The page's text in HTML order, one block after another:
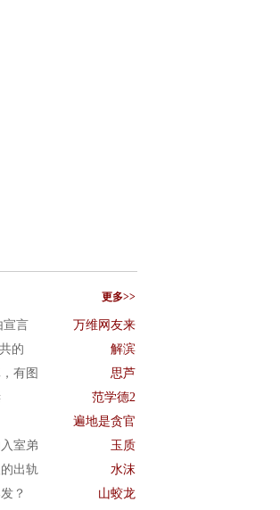
更多>>
宣言 万维网友来
的 解滨
有图 思芦
范学德2
遍地是贪官
室弟 玉质
出轨 水沫
？ 山蛟龙